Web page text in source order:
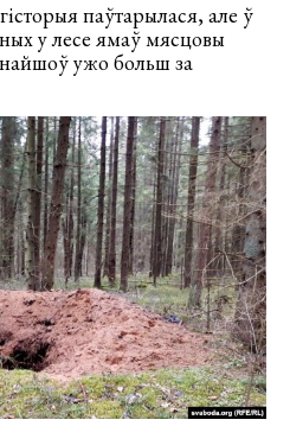
паўтарылася, але ў
у лесе ямаў мясцовы
ужо больш за